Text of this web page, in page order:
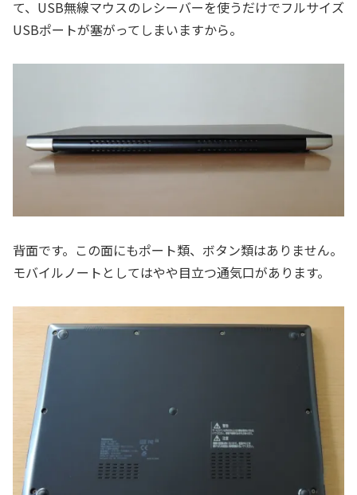
て、USB無線マウスのレシーバーを使うだけでフルサイズ
USBポートが塞がってしまいますから。
背面です。この面にもポート類、ボタン類はありません。
モバイルノートとしてはやや目立つ通気口があります。